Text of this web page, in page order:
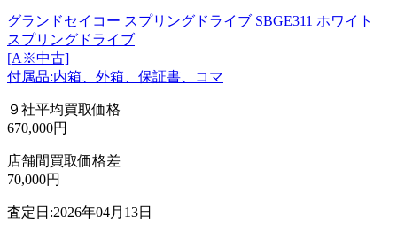
グランドセイコー スプリングドライブ SBGE311 ホワイト
スプリングドライブ
[A※中古]
付属品:内箱、外箱、保証書、コマ
９社平均買取価格
670,000円
店舗間買取価格差
70,000円
査定日:2026年04月13日